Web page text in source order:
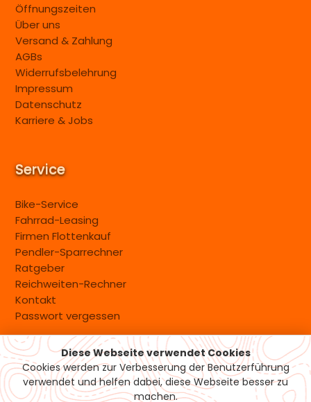
Öffnungszeiten
Über uns
Versand & Zahlung
AGBs
Widerrufsbelehrung
Impressum
Datenschutz
Karriere & Jobs
Service
Bike-Service
Fahrrad-Leasing
Firmen Flottenkauf
Pendler-Sparrechner
Ratgeber
Reichweiten-Rechner
Kontakt
Passwort vergessen
Versand & Zahlung
Diese Webseite verwendet Cookies
Cookies werden zur Verbesserung der Benutzerführung
verwendet und helfen dabei, diese Webseite besser zu
machen.